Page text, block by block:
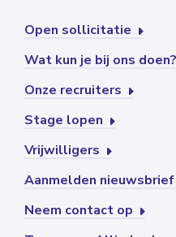
Open sollicitatie
Wat kun je bij ons doen?
Onze recruiters
Stage lopen
Vrijwilligers
Aanmelden nieuwsbrief
Neem contact op